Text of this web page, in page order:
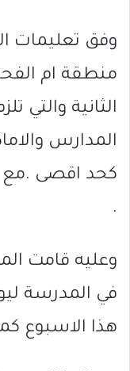
وفق تعليمات
منطقة ام
الثانية والتي
كحد اقصى .مع
.
وعليه قامت
في المدرسة
هذا الاسبوع